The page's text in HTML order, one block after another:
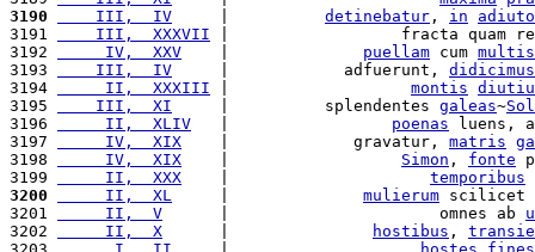
3190
    III,  IV
detinebatur , in
3191
    III,  XXXVII
|                  fracta quam
3192
     IV,  XXV
puellam cum multis
3193
    III,  IV
     |            adfuerunt,
didicimus
3194
     II,  XXXIII
montis
3195
    III,  XI
     |          splendentes
galeas~Sol
3196
     II,  XLIV
poenas luens,
3197
     IV,  XIX
    |             gravatur,
matris
3198
     IV,  XIX
Simon , fonte
3199
     II,  XXX
temporibus
3200
     II,  XL
mulierum scilicet
3201
     II,  V
      |                      omnes ab
3202
     II,  X
hostibus ,